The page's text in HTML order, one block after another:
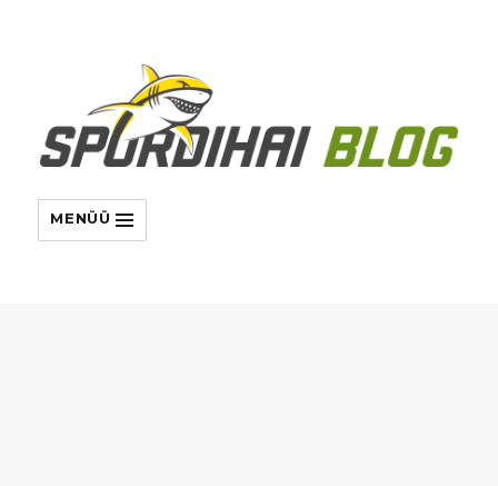
MENÜÜ